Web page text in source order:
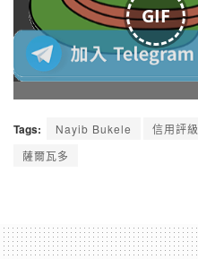
GIF
Tags: Nayib Bukele 信用評級
薩爾瓦多